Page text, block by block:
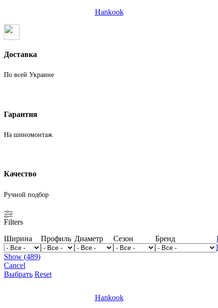
R15
Hankook
Доставка
По всей Украине
Гарантия
На шиномонтаж
Качество
Ручной подбор
Filters
Ширина
Профиль Диаметр Сезон Бренд
Show (489)
Cancel
Выбрать Reset
Hankook